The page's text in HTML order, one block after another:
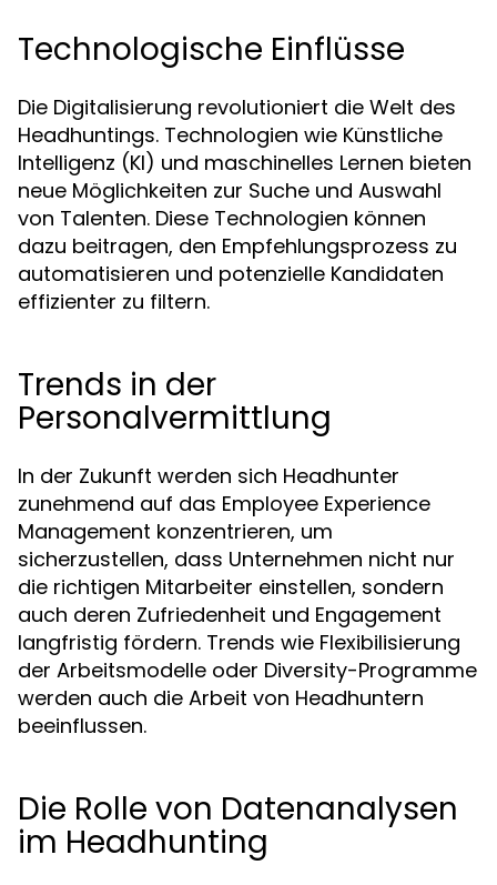
Technologische Einflüsse
Die Digitalisierung revolutioniert die Welt des
Headhuntings. Technologien wie Künstliche
Intelligenz (KI) und maschinelles Lernen bieten
neue Möglichkeiten zur Suche und Auswahl
von Talenten. Diese Technologien können
dazu beitragen, den Empfehlungsprozess zu
automatisieren und potenzielle Kandidaten
effizienter zu filtern.
Trends in der
Personalvermittlung
In der Zukunft werden sich Headhunter
zunehmend auf das Employee Experience
Management konzentrieren, um
sicherzustellen, dass Unternehmen nicht nur
die richtigen Mitarbeiter einstellen, sondern
auch deren Zufriedenheit und Engagement
langfristig fördern. Trends wie Flexibilisierung
der Arbeitsmodelle oder Diversity-Programme
werden auch die Arbeit von Headhuntern
beeinflussen.
Die Rolle von Datenanalysen
im Headhunting